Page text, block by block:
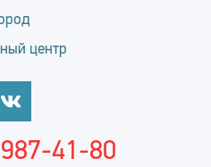
центр
41-80